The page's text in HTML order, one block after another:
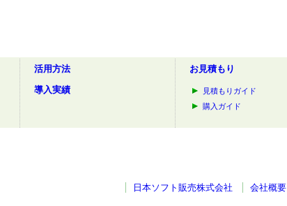
活用方法
導入実績
お見積もり
見積もりガイド
購入ガイド
日本ソフト販売株式会社 会社概要